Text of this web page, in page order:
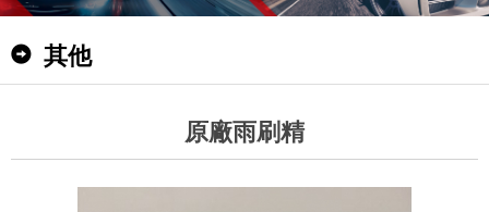
其他
原廠雨刷精